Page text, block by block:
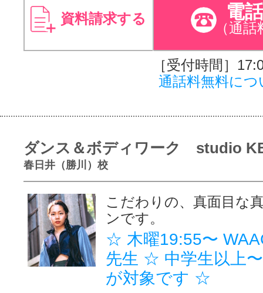
資料請求する 電
（通話
［受付時間］
通話料無料につ
ダンス＆ボディワーク studio
春日井（勝川）校
こだわりの、真面目な
ンです。
☆ 木曜19:55〜
先生 ☆ 中学生以上
が対象です ☆